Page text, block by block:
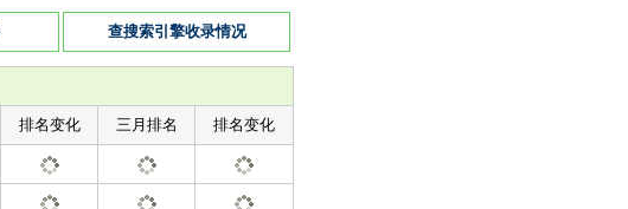
查搜索引擎收录情况
排名变化 三月排名 排名变化